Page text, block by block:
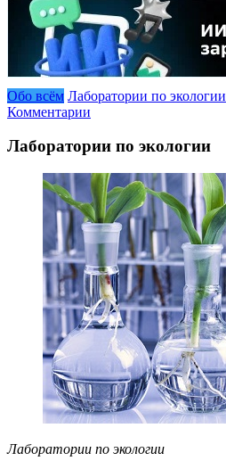
Обо всём Лаборатории по экологии
Комментарии
Лаборатории по экологии
Лаборатории по экологии